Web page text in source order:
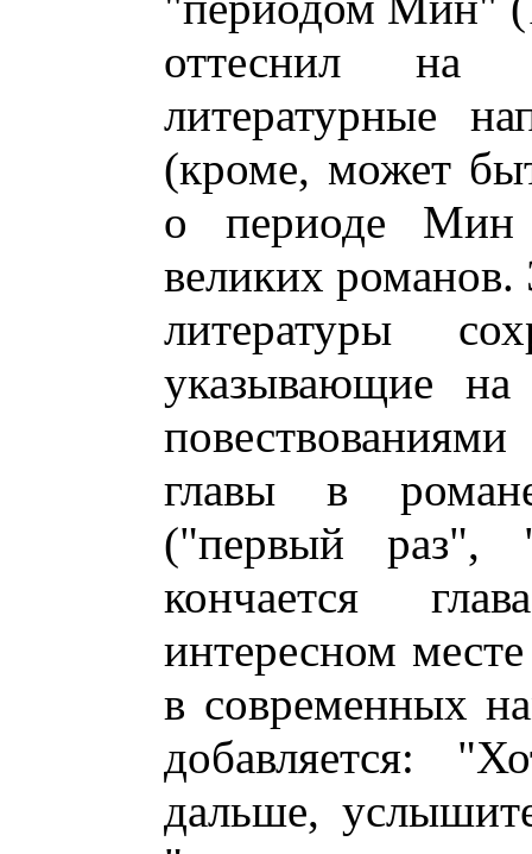
оттеснил на
литературные
(кроме, может
о периоде Мин
великих
литературы
указывающие
главы в
("первый
кончается
интересном
в современных
добавляется:
дальше,